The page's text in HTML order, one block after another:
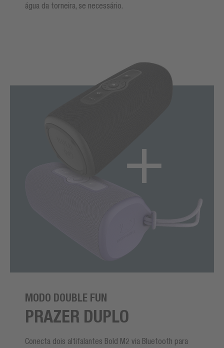
água da torneira, se necessário.
MODO DOUBLE FUN
PRAZER DUPLO
Conecta dois altifalantes Bold M2 via Bluetooth para